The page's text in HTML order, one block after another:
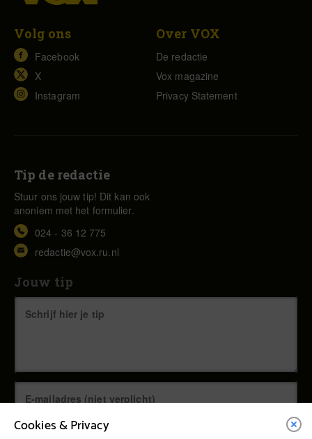
Volg ons
Facebook
X
Instagram
Over VOX
De redactie
Vox magazine
Privacy Statement
Tip de redactie
Stuur ons jouw tip! Dit kan ook
anoniem met het formulier.
024 - 36 12 775
redactie@vox.ru.nl
Jouw tip
Cookies & Privacy